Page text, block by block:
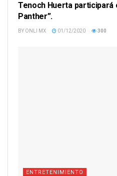
Tenoch Huerta participará
Panther”.
BY ONLI MX 01/12/2020 300
ENTRETENIMIENTO